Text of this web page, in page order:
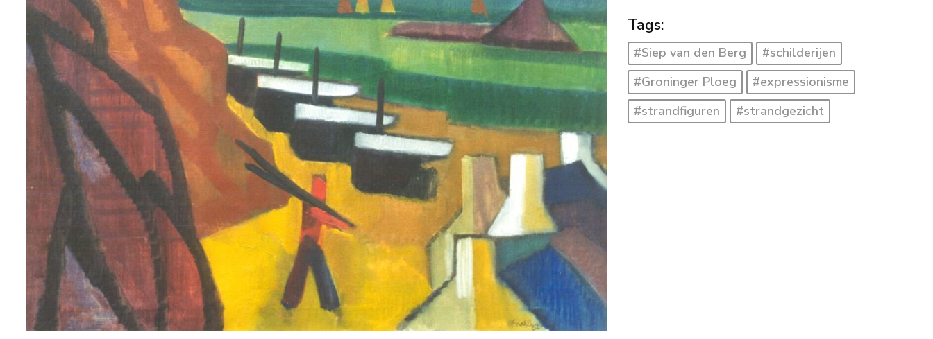
Tags:
#Siep van den Berg
#schilderijen
#Groninger Ploeg
#expressionisme
#strandfiguren
#strandgezicht